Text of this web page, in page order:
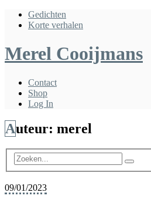
Gedichten
Korte verhalen
Merel Cooijmans
Contact
Shop
Log In
Auteur: merel
09/01/2023